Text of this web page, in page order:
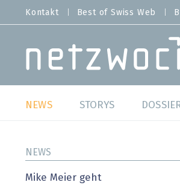
Kontakt Best of Swiss Web
MAIN NAVIGATION
NEWS STORYS
NEWS
Mike Meier geht